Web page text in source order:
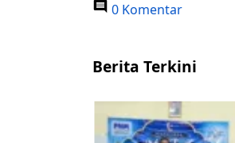
0 Komentar
Berita Terkini